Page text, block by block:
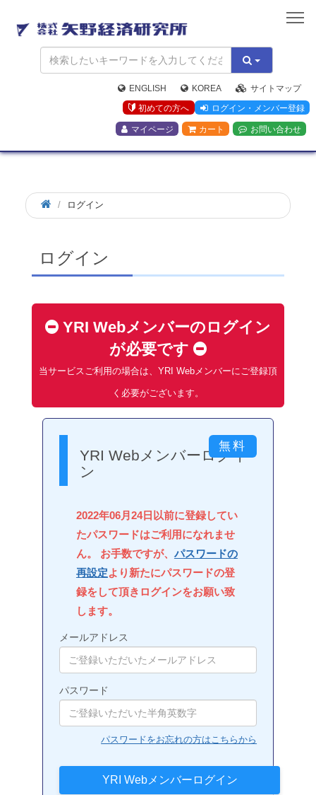
矢
野
経
済
研
究
所
ENGLISH KOREA
サイトマップ
初めての方へ
ログイン・メンバー登録
マイページ カート お問い合わせ
ログイン
ログイン
YRI Webメンバーのログイン
が必要です
当サービスご利用の場合は、YRI Webメンバーにご登録頂
く必要がございます。
YRI Webメンバーログイ
ン
2022年06月24日以前に登録してい
たパスワードはご利用になれませ
ん。 お手数ですが、 パスワードの
再設定より新たにパスワードの登
録をして頂きログインをお願い致
します。
メールアドレス
パスワード
パスワードをお忘れの方はこちらから